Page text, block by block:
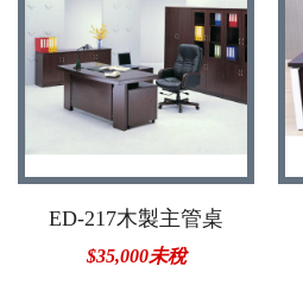
ED-217木製主管桌
$35,000未稅